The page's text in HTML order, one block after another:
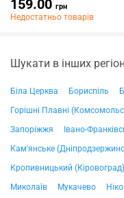
159.00 грн
Недостатньо товарів
Шукати в інших
Біла Церква Бориспіль
Горішні Плавні
Запоріжжя
Івано-
Кам'янське
Кропивницький (Кіровоград)
Миколаїв
Мукачево